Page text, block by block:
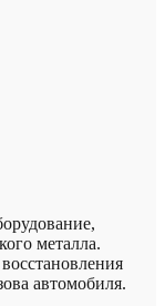
металла.
автомобиля.